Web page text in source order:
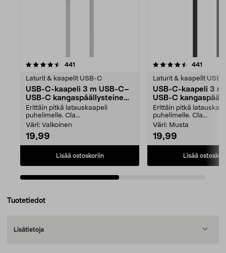
441
Laturit & kaapelit USB-C
USB-C-kaapeli 3 m USB-C–
USB-C kangaspäällysteinen,
Clas Ohlson
Erittäin pitkä latauskaapeli
puhelimelle. Cla...
Väri: Valkoinen
19,99
Lisää ostoskoriin
4.5viidestä
441
Laturit & kaapelit USB-
USB-C-kaapeli 3 m
USB-C
Clas Ohlson
Erittäin pitkä
puhelimelle. Cla...
Väri: Musta
19,99
Lisää
4.5viidestä
Tuotetiedot
Lisätietoja